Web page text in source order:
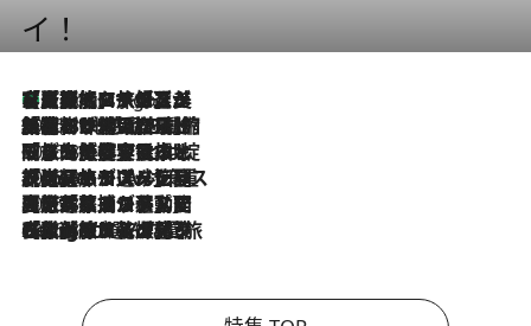
イ！
7 Hours Ago
【厳選旅コスメ】「多機能アイテムがメイン！」旅好き美容エディターが選んだ夏旅ベストコスメを発表【Mサイズジップ】
2026.8.6
「荷物が増えるほど旅ストレスは増す」美容ジャーナリストがたどり着いた最終結論。“化粧品を劇的に減らす”感動の凝縮美容とは
2026.8.6
「旅先には金髪ウィッグを持参」日本と同じメイクでは損してる!? 美容ジャーナリストが提案する“掟破りの旅美容”とは
2026.8.6
【厳選旅コスメ】「身軽さ＆UV対策重視！」ヘアアーティストshucoが選んだ夏旅ベストコスメを発表【Mサイズジップ】
2026.8.5
【厳選旅コスメ】国内をあちこち移動する河井菜摘が選んだ夏旅ベストコスメ発表！「リラックスアイテムはマスト」【Mサイズジップ】
2026.8.4
【厳選旅コスメ】「紫外線＆乾燥対策しながらメイク感も！」ヘア＆メイクGeorgeが選んだ夏旅ベストコスメを発表！【Mサイズジップ】